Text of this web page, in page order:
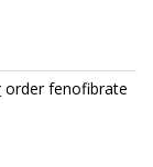
order fenofibrate